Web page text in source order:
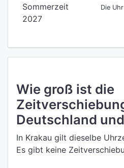
Sommerzeit
2027
Die
Wie groß ist die
Deutschland
In Krakau gilt dieselbe
Es gibt keine